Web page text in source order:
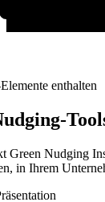
enthalten
Green Nudging
in Ihrem